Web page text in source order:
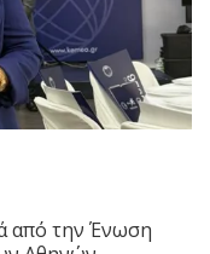
από την Ένωση